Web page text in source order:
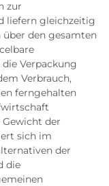
zur
liefern gleichzeitig
über den gesamten
Verpackung
Verbrauch,
ferngehalten
der
sich im
der
die